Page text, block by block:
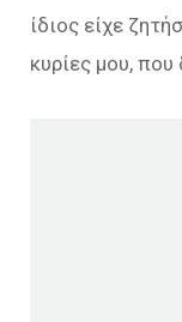
ίδιος είχε
κυρίες μου,